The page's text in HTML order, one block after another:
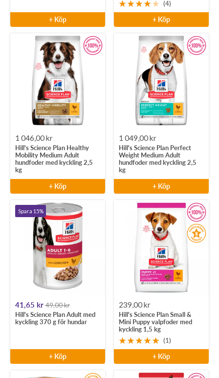
+ Köp
(4)
+ Köp
Rea-
pris
1 046,00 kr
Hill's Science Plan Healthy
Mobility Medium Adult
hundfoder med kyckling 2,5
kg
+ Köp
Rea-
pris
1 049,00 kr
Hill's Science Plan Perfect
Weight Medium Adult
hundfoder med kyckling 2,5
kg
+ Köp
Spara 15%
Rea-
pris
41,65 kr49,00 kr
Hill's Science Plan Adult med
kyckling 370 g för hundar
+ Köp
Rea-
pris
239,00 kr
Hill's Science Plan Small &
Mini Puppy valpfoder med
kyckling 1,5 kg
(1)
+ Köp